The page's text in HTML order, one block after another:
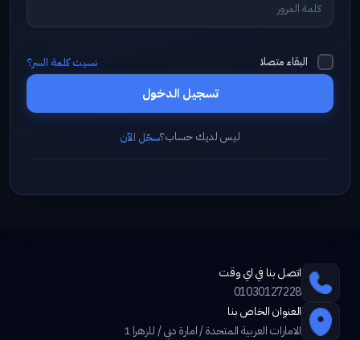
البقاء متصلا نسيت كلمة السر؟
تسجيل الدخول
ليس لديك حساب؟سجّل الآن
اتصل بنا في اي وقت
01030127228
العنوان الخاص بنا
الامارات العربية المتحدة / امارة دبي / للزهرا 1